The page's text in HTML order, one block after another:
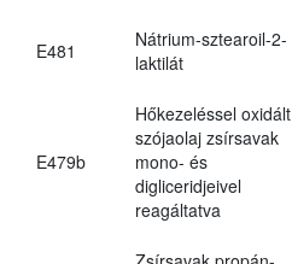
E481
Nátrium-sztearoil-2-
laktilát
E479b
Hőkezeléssel oxidált
szójaolaj zsírsavak
mono- és
digliceridjeivel
reagáltatva